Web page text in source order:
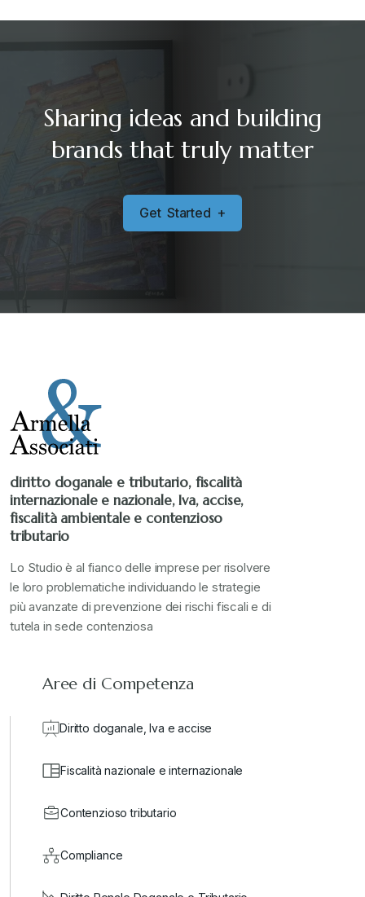
Sharing ideas and building
brands that truly matter
Get Started +
diritto doganale e tributario, fiscalità
internazionale e nazionale, Iva, accise,
fiscalità ambientale e contenzioso
tributario
Lo Studio è al fianco delle imprese per risolvere
le loro problematiche individuando le strategie
più avanzate di prevenzione dei rischi fiscali e di
tutela in sede contenziosa
Aree di Competenza
Diritto doganale, Iva e accise
Fiscalità nazionale e internazionale
Contenzioso tributario
Compliance